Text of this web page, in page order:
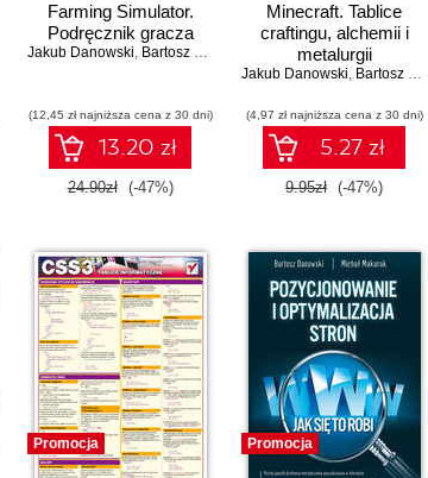
Farming Simulator.
Podręcznik gracza
Jakub Danowski, Bartosz Danowski
(12,45 zł najniższa cena z 30 dni)
13.20 zł
24.90zł (-47%)
Minecraft. Tablice
craftingu, alchemii i
metalurgii
Jakub Danowski, Bartosz Danowski
(4,97 zł najniższa cena z 30 dni)
5.27 zł
9.95zł (-47%)
Promocja Promocja